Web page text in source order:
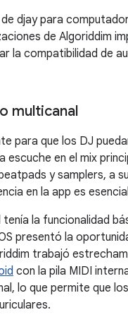
djay para
de Algoriddim
la compatibilidad de
multicanal
para que los DJ
escuche en el mix
y samplers, a
en la app es
la funcionalidad
presentó la
trabajó
con la pila MIDI
lo que permite que